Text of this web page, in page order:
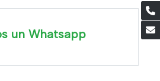
un Whatsapp